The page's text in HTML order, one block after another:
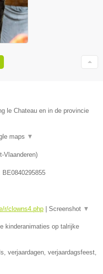
le Chateau en in de provincie
maps ▼
Vlaanderen)
BE0840295855
r/clowns4.php Screenshot ▼
kinderanimaties op talrijke
verjaardagen, verjaardagsfeest,